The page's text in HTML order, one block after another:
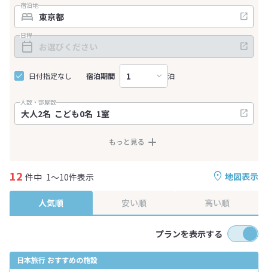
宿泊地
日程
日付指定なし 宿泊期間 泊
人数・部屋数
もっと見る
地図表示
12 件中 1～10件表示
人気順 安い順 高い順
プランを表示する
日本旅行 おすすめの施設